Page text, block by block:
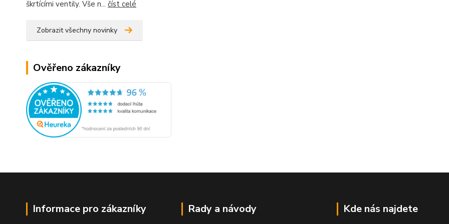
škrtícími ventily. Vše n... číst celé
Zobrazit všechny novinky
Ověřeno zákazníky
Informace pro zákazníky Rady a návody Kde nás najdete